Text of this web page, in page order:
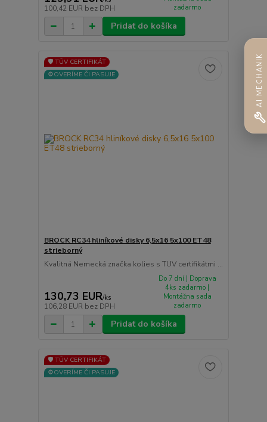
100,42 EUR bez DPH
zadarmo
Pridať do košíka
🛡️ TÜV CERTIFIKÁT
⚙️OVERÍME ČI PASUJE
BROCK RC34 hliníkové disky 6,5x16 5x100 ET48
strieborný
Kvalitná Nemecká značka kolies s TUV certifikátmi ...
130,73 EUR/ks
106,28 EUR bez DPH
Do 7 dní | Doprava
4ks zadarmo |
Montážna sada
zadarmo
Pridať do košíka
🛡️ TÜV CERTIFIKÁT
⚙️OVERÍME ČI PASUJE
AI MECHANIK